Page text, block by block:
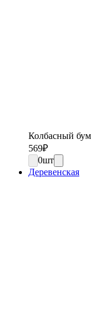
Колбасный бум
569₽
0шт
Деревенская